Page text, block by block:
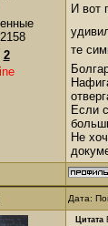
2
И вот
те
Если
Не
Дата:
Цитата